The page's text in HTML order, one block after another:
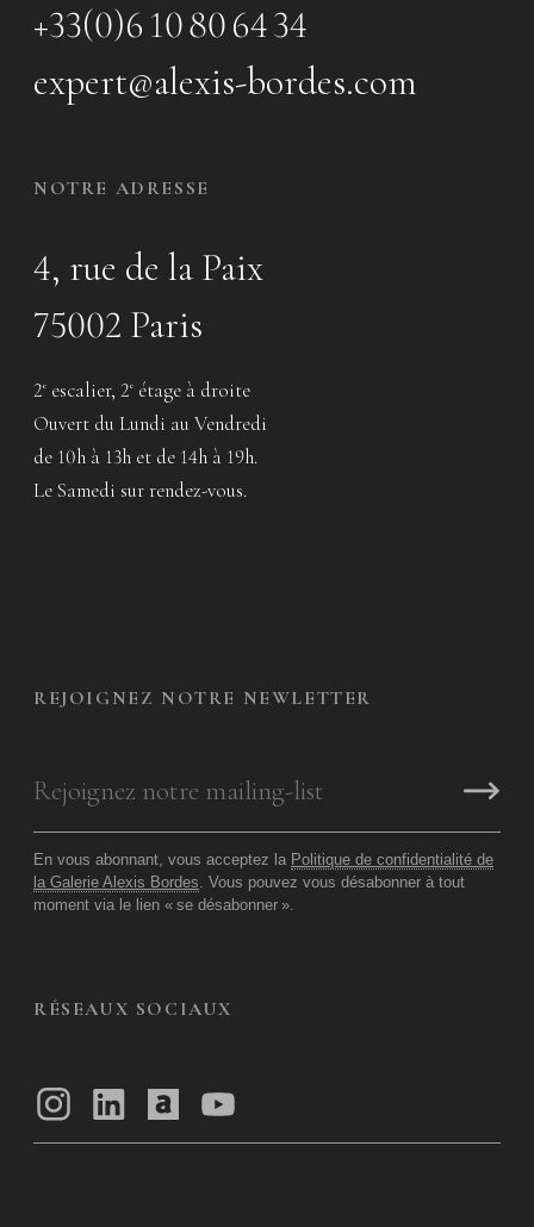
+33(0)6 10 80 64 34
expert@alexis-bordes.com
NOTRE ADRESSE
4, rue de la Paix
75002 Paris
2e escalier, 2e étage à droite
Ouvert du Lundi au Vendredi
de 10h à 13h et de 14h à 19h.
Le Samedi sur rendez-vous.
REJOIGNEZ NOTRE NEWLETTER
En vous abonnant, vous acceptez la Politique de confidentialité de
la Galerie Alexis Bordes. Vous pouvez vous désabonner à tout
moment via le lien « se désabonner ».
RÉSEAUX SOCIAUX